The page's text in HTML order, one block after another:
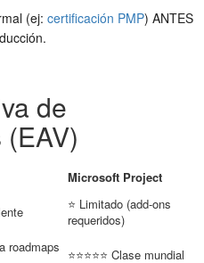
(ej: certificación PMP) ANTES
de
Microsoft Project
⭐ Limitado (add-ons
requeridos)
roadmaps ⭐⭐⭐⭐⭐ Clase mundial